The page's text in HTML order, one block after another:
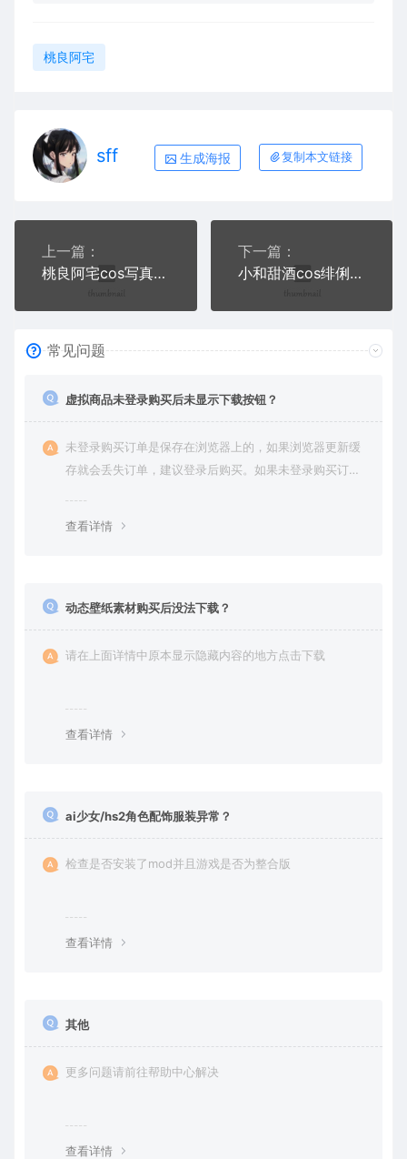
桃良阿宅
sff 生成海报 复制本文链接
上一篇：
桃良阿宅cos写真合集四
下一篇：
小和甜酒cos绯俐+鸭鸭幼稚园+楪祈写真+视频
常见问题
虚拟商品未登录购买后未显示下载按钮？
未登录购买订单是保存在浏览器上的，如果浏览器更新缓
存就会丢失订单，建议登录后购买。如果未登录购买订单
查看详情
动态壁纸素材购买后没法下载？
请在上面详情中原本显示隐藏内容的地方点击下载
查看详情
ai少女/hs2角色配饰服装异常？
检查是否安装了mod并且游戏是否为整合版
查看详情
其他
更多问题请前往帮助中心解决
查看详情